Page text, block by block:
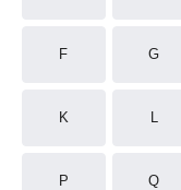
F G
K L
P Q